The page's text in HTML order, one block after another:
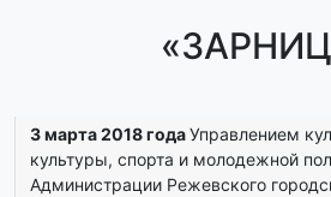
3 марта 2018 годаУправлением
культуры, спорта и молодежной
Администрации Режевского